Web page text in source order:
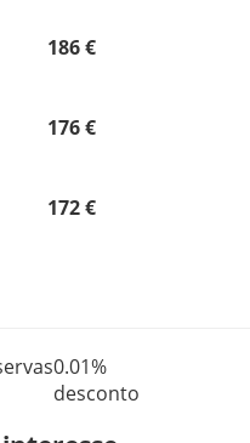
186 €
176 €
172 €
0.01%
desconto